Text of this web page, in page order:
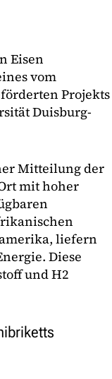
Eisen
vom
Projekts
Duisburg-
Mitteilung der
mit hoher
liefern
Diese
und H2